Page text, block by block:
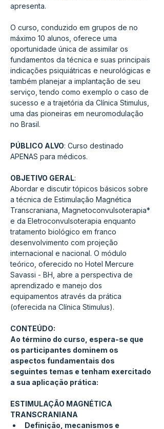
apresenta.
O curso, conduzido em grupos de no
máximo 10 alunos, oferece uma
oportunidade única de assimilar os
fundamentos da técnica e suas principais
indicações psiquiátricas e neurológicas e
também planejar a implantação de seu
serviço, tendo como exemplo o caso de
sucesso e a trajetória da Clínica Stimulus,
uma das pioneiras em neuromodulação
no Brasil.
PÚBLICO ALVO: Curso destinado
APENAS para médicos.
OBJETIVO GERAL:
Abordar e discutir tópicos básicos sobre
a técnica de Estimulação Magnética
Transcraniana, Magnetoconvulsoterapia*
e da Eletroconvulsoterapia enquanto
tratamento biológico em franco
desenvolvimento com projeção
internacional e nacional. O módulo
teórico, oferecido no Hotel Mercure
Savassi - BH, abre a perspectiva de
aprendizado e manejo dos
equipamentos através da prática
(oferecida na Clínica Stimulus).
CONTEÚDO:
Ao término do curso, espera-se que
os participantes dominem os
aspectos fundamentais dos
seguintes temas e tenham exercitado
a sua aplicação prática:
ESTIMULAÇÃO MAGNÉTICA
TRANSCRANIANA
Definição, mecanismos e